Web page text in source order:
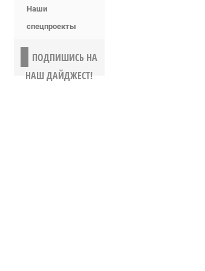
Наши
спецпроекты
ПОДПИШИСЬ НА
НАШ ДАЙДЖЕСТ!